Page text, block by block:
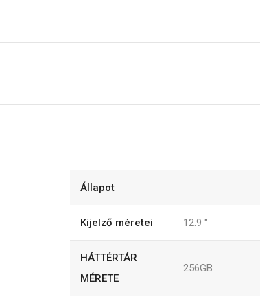
Állapot
Kijelző méretei 12.9 "
HÁTTÉRTÁR
MÉRETE
256GB